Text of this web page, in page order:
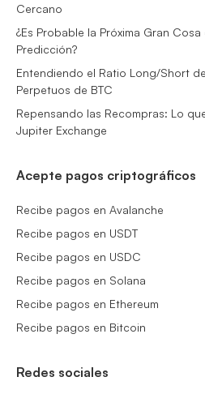
Cercano
¿Es Probable la Próxima Gran
Predicción?
Entendiendo el Ratio Long/Short
Perpetuos de BTC
Repensando las Recompras: Lo
Jupiter Exchange
Acepte pagos criptográficos
Recibe pagos en Avalanche
Recibe pagos en USDT
Recibe pagos en USDC
Recibe pagos en Solana
Recibe pagos en Ethereum
Recibe pagos en Bitcoin
Redes sociales